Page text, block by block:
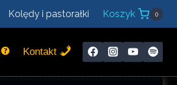
Kolędy i pastorałki Koszyk 0
Kontakt